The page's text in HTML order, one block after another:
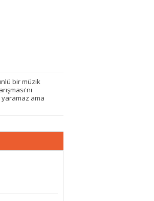
bir müzik
yaramaz ama